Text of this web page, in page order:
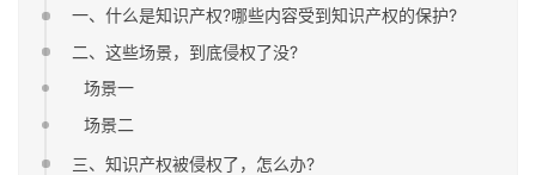
一、什么是知识产权?哪些内容受到知识产权的保护?
二、这些场景，到底侵权了没?
场景一
场景二
三、知识产权被侵权了，怎么办?